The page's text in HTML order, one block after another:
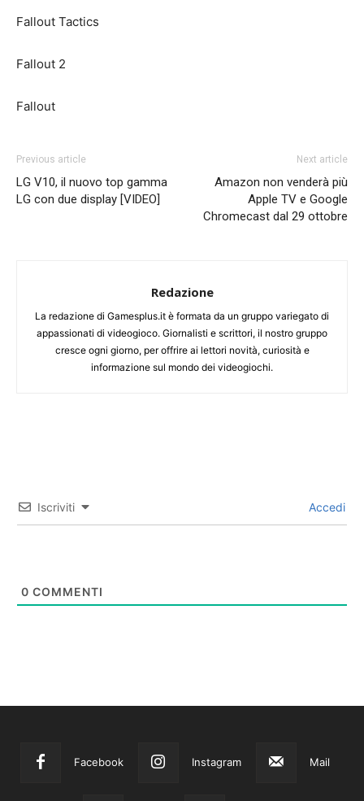
Fallout Tactics
Fallout 2
Fallout
Previous article
LG V10, il nuovo top gamma
LG con due display [VIDEO]
Next article
Amazon non venderà più
Apple TV e Google
Chromecast dal 29 ottobre
Redazione
La redazione di Gamesplus.it è formata da un gruppo variegato di
appassionati di videogioco. Giornalisti e scrittori, il nostro gruppo
cresce ogni giorno, per offrire ai lettori novità, curiosità e
informazione sul mondo dei videogiochi.
Iscriviti Accedi
0 COMMENTI
Facebook Instagram Mail